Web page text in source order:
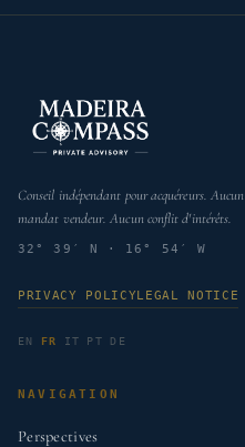
Conseil indépendant pour acquéreurs. Aucun
mandat vendeur. Aucun conflit d'intérêts.
32° 39′ N · 16° 54′ W
PRIVACY POLICYLEGAL NOTICE
EN FR IT PT DE
NAVIGATION
Perspectives